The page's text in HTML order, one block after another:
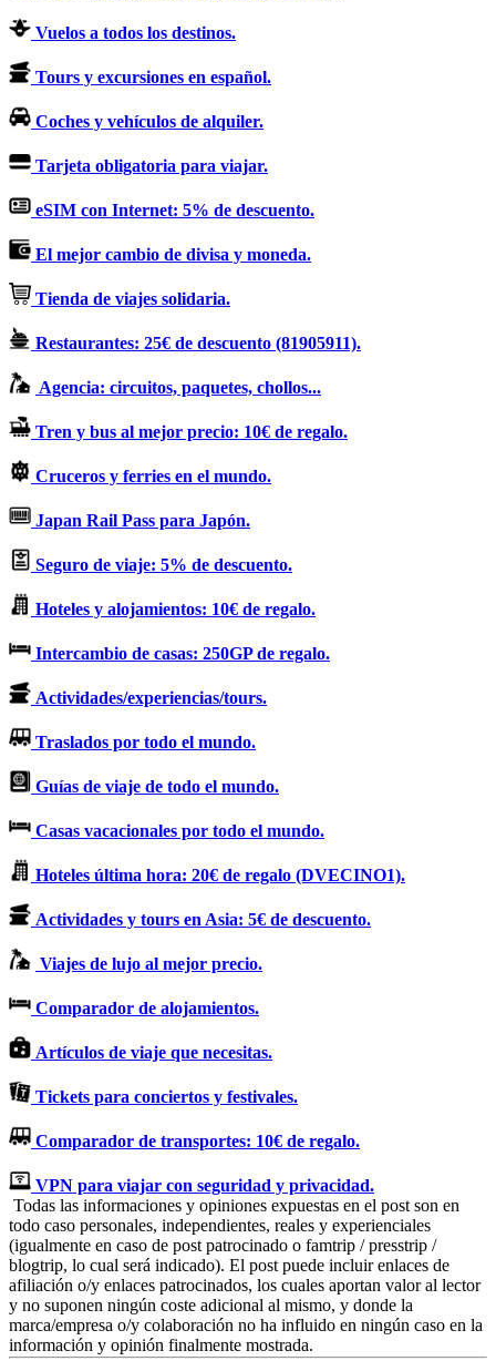
Vuelos a todos los destinos.
Tours y excursiones en español.
Coches y vehículos de alquiler.
Tarjeta obligatoria para viajar.
eSIM con Internet: 5% de descuento.
El mejor cambio de divisa y moneda.
Tienda de viajes solidaria.
Restaurantes: 25€ de descuento (81905911).
Agencia: circuitos, paquetes, chollos...
Tren y bus al mejor precio: 10€ de regalo.
Cruceros y ferries en el mundo.
Japan Rail Pass para Japón.
Seguro de viaje: 5% de descuento.
Hoteles y alojamientos: 10€ de regalo.
Intercambio de casas: 250GP de regalo.
Actividades/experiencias/tours.
Traslados por todo el mundo.
Guías de viaje de todo el mundo.
Casas vacacionales por todo el mundo.
Hoteles última hora: 20€ de regalo (DVECINO1).
Actividades y tours en Asia: 5€ de descuento.
Viajes de lujo al mejor precio.
Comparador de alojamientos.
Artículos de viaje que necesitas.
Tickets para conciertos y festivales.
Comparador de transportes: 10€ de regalo.
VPN para viajar con seguridad y privacidad.
Todas las informaciones y opiniones expuestas en el post son en
todo caso personales, independientes, reales y experienciales
(igualmente en caso de post patrocinado o famtrip / presstrip /
blogtrip, lo cual será indicado). El post puede incluir enlaces de
afiliación o/y enlaces patrocinados, los cuales aportan valor al lector
y no suponen ningún coste adicional al mismo, y donde la
marca/empresa o/y colaboración no ha influido en ningún caso en la
información y opinión finalmente mostrada.